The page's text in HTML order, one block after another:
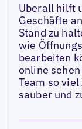
Uberall hilft
Geschäfte
Stand zu
wie
bearbeiten
online
Team so
sauber und